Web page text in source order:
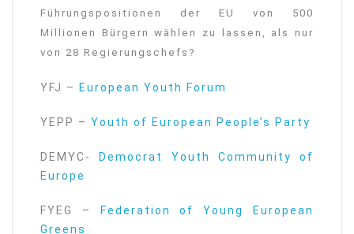
Führungspositionen der EU von 500
Millionen Bürgern wählen zu lassen, als nur
von 28 Regierungschefs?
YFJ – European Youth Forum
YEPP – Youth of European People’s Party
DEMYC-
Democrat Youth Community of
Europe
FYEG –
Federation of Young European
Greens